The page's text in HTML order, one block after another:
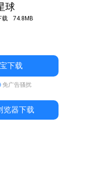
球
载 74.8MB
下载
免广告骚扰
览器下载